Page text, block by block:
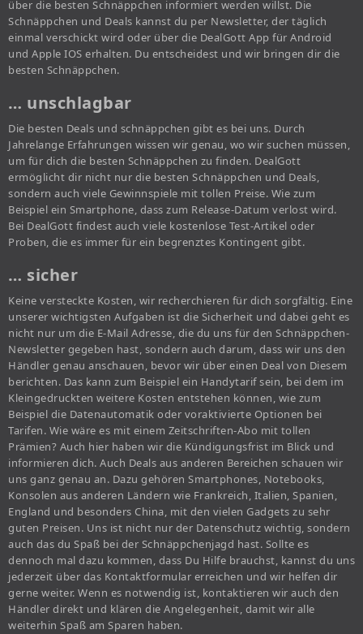
über die besten Schnäppchen informiert werden willst. Die
Schnäppchen und Deals kannst du per Newsletter, der täglich
einmal verschickt wird oder über die DealGott App für Android
und Apple IOS erhalten. Du entscheidest und wir bringen dir die
besten Schnäppchen.
… unschlagbar
Die besten Deals und schnäppchen gibt es bei uns. Durch
Jahrelange Erfahrungen wissen wir genau, wo wir suchen müssen,
um für dich die besten Schnäppchen zu finden. DealGott
ermöglicht dir nicht nur die besten Schnäppchen und Deals,
sondern auch viele Gewinnspiele mit tollen Preise. Wie zum
Beispiel ein Smartphone, dass zum Release-Datum verlost wird.
Bei DealGott findest auch viele kostenlose Test-Artikel oder
Proben, die es immer für ein begrenztes Kontingent gibt.
… sicher
Keine versteckte Kosten, wir recherchieren für dich sorgfältig. Eine
unserer wichtigsten Aufgaben ist die Sicherheit und dabei geht es
nicht nur um die E-Mail Adresse, die du uns für den Schnäppchen-
Newsletter gegeben hast, sondern auch darum, dass wir uns den
Händler genau anschauen, bevor wir über einen Deal von Diesem
berichten. Das kann zum Beispiel ein Handytarif sein, bei dem im
Kleingedruckten weitere Kosten entstehen können, wie zum
Beispiel die Datenautomatik oder voraktivierte Optionen bei
Tarifen. Wie wäre es mit einem Zeitschriften-Abo mit tollen
Prämien? Auch hier haben wir die Kündigungsfrist im Blick und
informieren dich. Auch Deals aus anderen Bereichen schauen wir
uns ganz genau an. Dazu gehören Smartphones, Notebooks,
Konsolen aus anderen Ländern wie Frankreich, Italien, Spanien,
England und besonders China, mit den vielen Gadgets zu sehr
guten Preisen. Uns ist nicht nur der Datenschutz wichtig, sondern
auch das du Spaß bei der Schnäppchenjagd hast. Sollte es
dennoch mal dazu kommen, dass Du Hilfe brauchst, kannst du uns
jederzeit über das Kontaktformular erreichen und wir helfen dir
gerne weiter. Wenn es notwendig ist, kontaktieren wir auch den
Händler direkt und klären die Angelegenheit, damit wir alle
weiterhin Spaß am Sparen haben.